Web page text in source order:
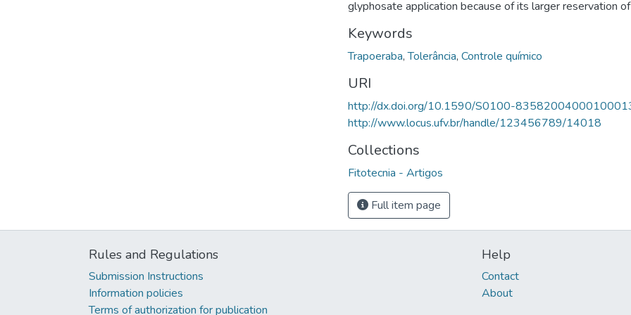
glyphosate application because of its larger reservation
Keywords
Trapoeraba,Tolerância, Controle químico
URI
http://dx.doi.org/10.1590/S0100-
http://www.locus.ufv.br/handle/123456789/14018
Collections
Fitotecnia - Artigos
Full item page
Rules and Regulations
Submission Instructions
Information policies
Terms of authorization for publication
Help
Contact
About